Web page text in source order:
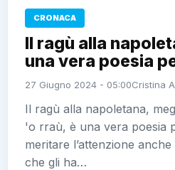
CRONACA
Il ragù alla
una vera poesia
27 Giugno 2024 - 05:00Cristina
Il ragù alla napoletana,
'o rraù, è una vera poesia
meritare l’attenzione
che gli ha…